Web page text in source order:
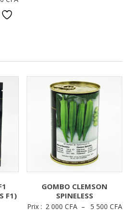
à
F1)
GOMBO CLEMSON
SPINELESS
Prix : 2 000 CFA – 5 500 CFA